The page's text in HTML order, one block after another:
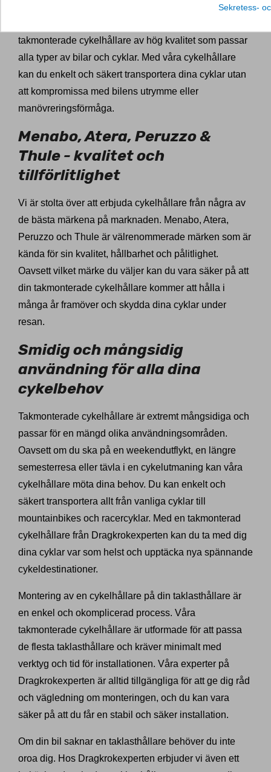
cykelhållare den perfekta lösningen för dig. Hos
takmonterade cykelhållare av hög kvalitet som passar
alla typer av bilar och cyklar. Med våra cykelhållare
kan du enkelt och säkert transportera dina cyklar utan
att kompromissa med bilens utrymme eller
manövreringsförmåga.
Menabo, Atera, Peruzzo &
Thule - kvalitet och
tillförlitlighet
Vi är stolta över att erbjuda cykelhållare från några av
de bästa märkena på marknaden. Menabo, Atera,
Peruzzo och Thule är välrenommerade märken som är
kända för sin kvalitet, hållbarhet och pålitlighet.
Oavsett vilket märke du väljer kan du vara säker på att
din takmonterade cykelhållare kommer att hålla i
många år framöver och skydda dina cyklar under
resan.
Smidig och mångsidig
användning för alla dina
cykelbehov
Takmonterade cykelhållare är extremt mångsidiga och
passar för en mängd olika användningsområden.
Oavsett om du ska på en weekendutflykt, en längre
semesterresa eller tävla i en cykelutmaning kan våra
cykelhållare möta dina behov. Du kan enkelt och
säkert transportera allt från vanliga cyklar till
mountainbikes och racercyklar. Med en takmonterad
cykelhållare från Dragkrokexperten kan du ta med dig
dina cyklar var som helst och upptäcka nya spännande
cykeldestinationer.
Montering av en cykelhållare på din taklasthållare är
en enkel och okomplicerad process. Våra
takmonterade cykelhållare är utformade för att passa
de flesta taklasthållare och kräver minimalt med
verktyg och tid för installationen. Våra experter på
Dragkrokexperten är alltid tillgängliga för att ge dig råd
och vägledning om monteringen, och du kan vara
säker på att du får en stabil och säker installation.
Om din bil saknar en taklasthållare behöver du inte
oroa dig. Hos Dragkrokexperten erbjuder vi även ett
Sekretess-